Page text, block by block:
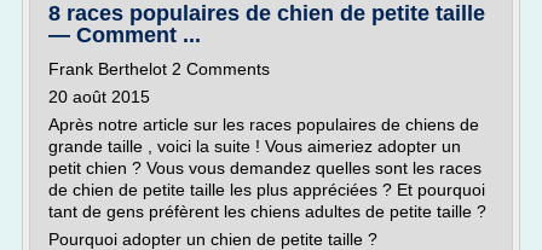
8 races populaires de chien de petite taille
— Comment ...
Frank Berthelot 2 Comments
20 août 2015
Après notre article sur les races populaires de chiens de
grande taille , voici la suite ! Vous aimeriez adopter un
petit chien ? Vous vous demandez quelles sont les races
de chien de petite taille les plus appréciées ? Et pourquoi
tant de gens préfèrent les chiens adultes de petite taille ?
Pourquoi adopter un chien de petite taille ?